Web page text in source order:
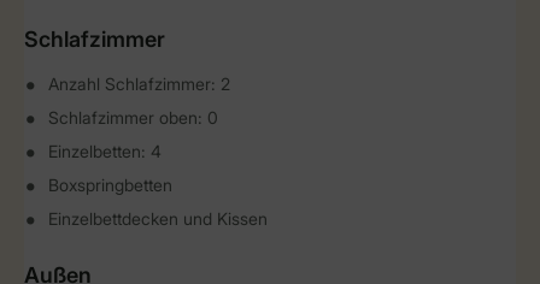
Schlafzimmer
Anzahl Schlafzimmer: 2
Schlafzimmer oben: 0
Einzelbetten: 4
Boxspringbetten
Einzelbettdecken und Kissen
Außen